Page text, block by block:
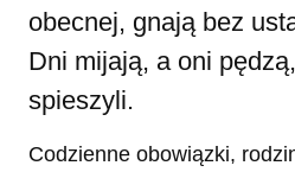
obecnej, gnają bez
Dni mijają, a oni
spieszyli.
Codzienne obowiązki,